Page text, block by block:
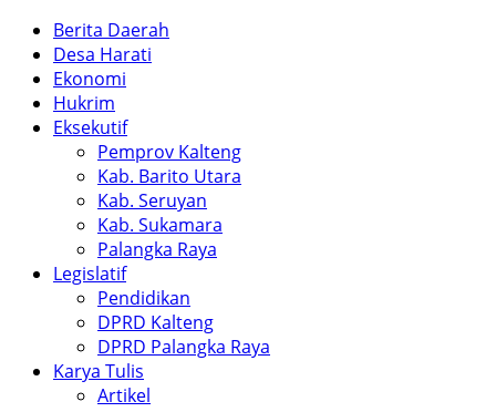
Berita Daerah
Desa Harati
Ekonomi
Hukrim
Eksekutif
Pemprov Kalteng
Kab. Barito Utara
Kab. Seruyan
Kab. Sukamara
Palangka Raya
Legislatif
Pendidikan
DPRD Kalteng
DPRD Palangka Raya
Karya Tulis
Artikel